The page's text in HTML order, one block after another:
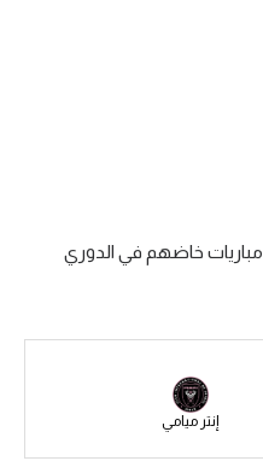
وساهم ميسي في 11 هدفا خلال 5 مباريات خاضهم في الدوري
إنتر ميامي